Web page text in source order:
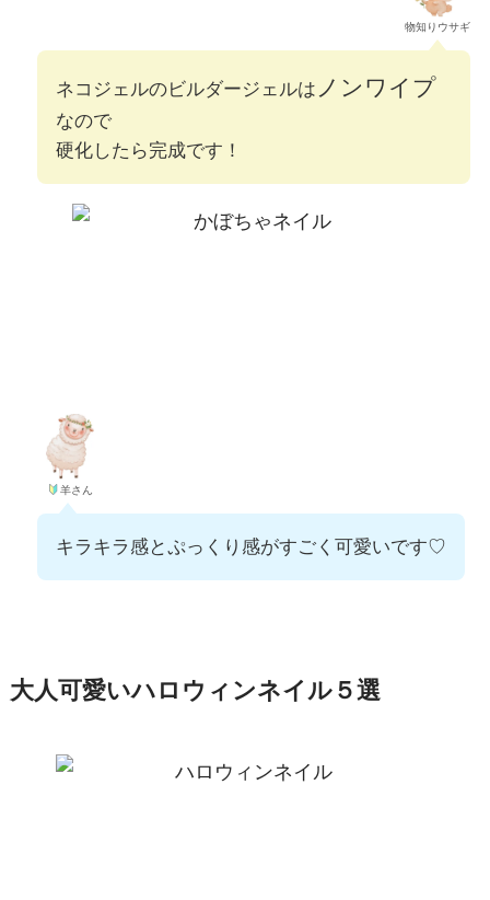
物知りウサギ
ネコジェルのビルダージェルは ノンワイプ
なので
硬化したら完成です！
羊さん
キラキラ感とぷっくり感がすごく可愛いです♡
大人可愛いハロウィンネイル５選